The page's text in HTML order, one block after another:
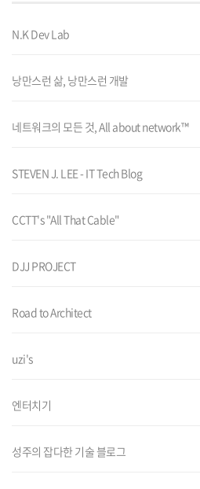
N.K Dev Lab
낭만스런 삶, 낭만스런 개발
네트워크의 모든 것, All about network™
STEVEN J. LEE - IT Tech Blog
CCTT's "All That Cable"
DJJ PROJECT
Road to Architect
uzi's
엔터치기
성주의 잡다한 기술 블로그